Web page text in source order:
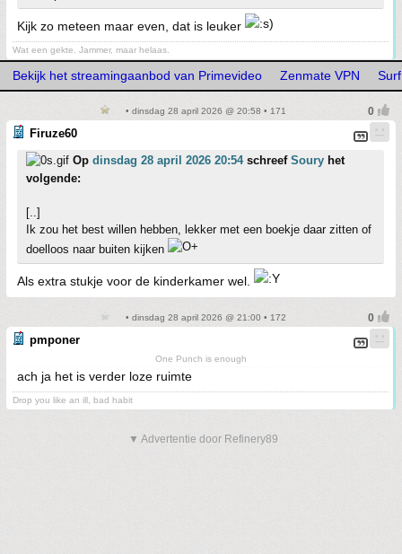
Kijk zo meteen maar even, dat is leuker
Wat een gekte. Jammer, maar helaas.
Bekijk het streamingaanbod van Primevideo Zenmate VPN
• dinsdag 28 april 2026 @ 20:58 • 171
Firuze60
Op dinsdag 28 april 2026 20:54schreef Soury het
volgende:
[..]
Ik zou het best willen hebben, lekker met een boekje daar zitten of
doelloos naar buiten kijken
Als extra stukje voor de kinderkamer wel.
• dinsdag 28 april 2026 @ 21:00 • 172
pmponer
One Punch is enough
ach ja het is verder loze ruimte
Drop you like an ill, bad habit
▼ Advertentie door Refinery89